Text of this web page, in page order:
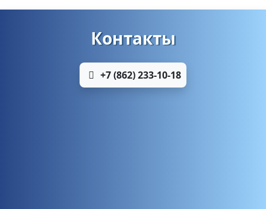
Контакты
+7 (862) 233-10-18